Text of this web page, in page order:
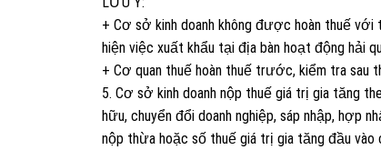
+ Cơ sở kinh doanh không được hoàn thuế với
hiện việc xuất khẩu tại địa bàn hoạt động hải
+ Cơ quan thuế hoàn thuế trước, kiểm tra sau
5. Cơ sở kinh doanh nộp thuế giá trị gia tăng
hữu, chuyển đổi doanh nghiệp, sáp nhập, hợp
nộp thừa hoặc số thuế giá trị gia tăng đầu